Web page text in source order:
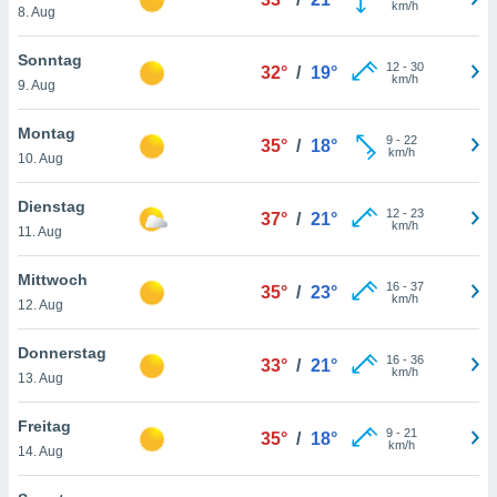
oder
das
der
verfolgen
Ihnen
Inhalte
Weitere
finden
jederzeit
Sie
Rand
8. Aug
km/h
Sonntag
9. Aug
32° / 19° 12- 30
km/h
Montag
10. Aug
35° / 18° 9- 22
km/h
Dienstag
11. Aug
37° / 21° 12- 23
km/h
Mittwoch
12. Aug
35° / 23° 16- 37
km/h
Donnerstag
13. Aug
33° / 21° 16- 36
km/h
Freitag
14. Aug
35° / 18° 9- 21
km/h